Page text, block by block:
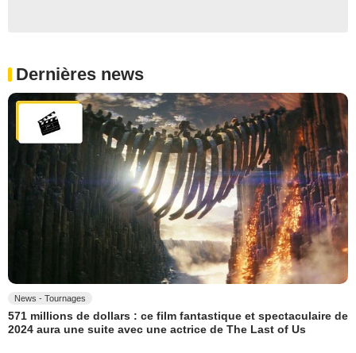
Dernières news
News - Tournages
571 millions de dollars : ce film fantastique et spectaculaire de
2024 aura une suite avec une actrice de The Last of Us